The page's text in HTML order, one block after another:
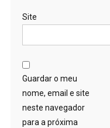
Site
Guardar o meu
nome, email e site
neste navegador
para a próxima